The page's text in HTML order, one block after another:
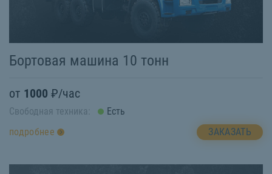
Бортовая машина 10 тонн
от 1000 ₽/час
Свободная техника:
Есть
подробнее
ЗАКАЗАТЬ